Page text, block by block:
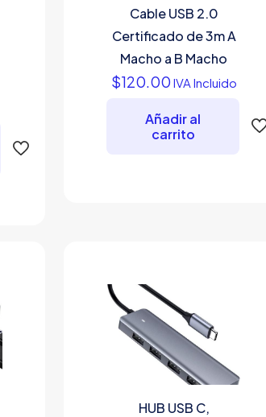
Cable USB 2.0
Certificado de 3m A
Macho a B Macho
$120.00 IVA Incluido
Añadir al
carrito
HUB USB C,